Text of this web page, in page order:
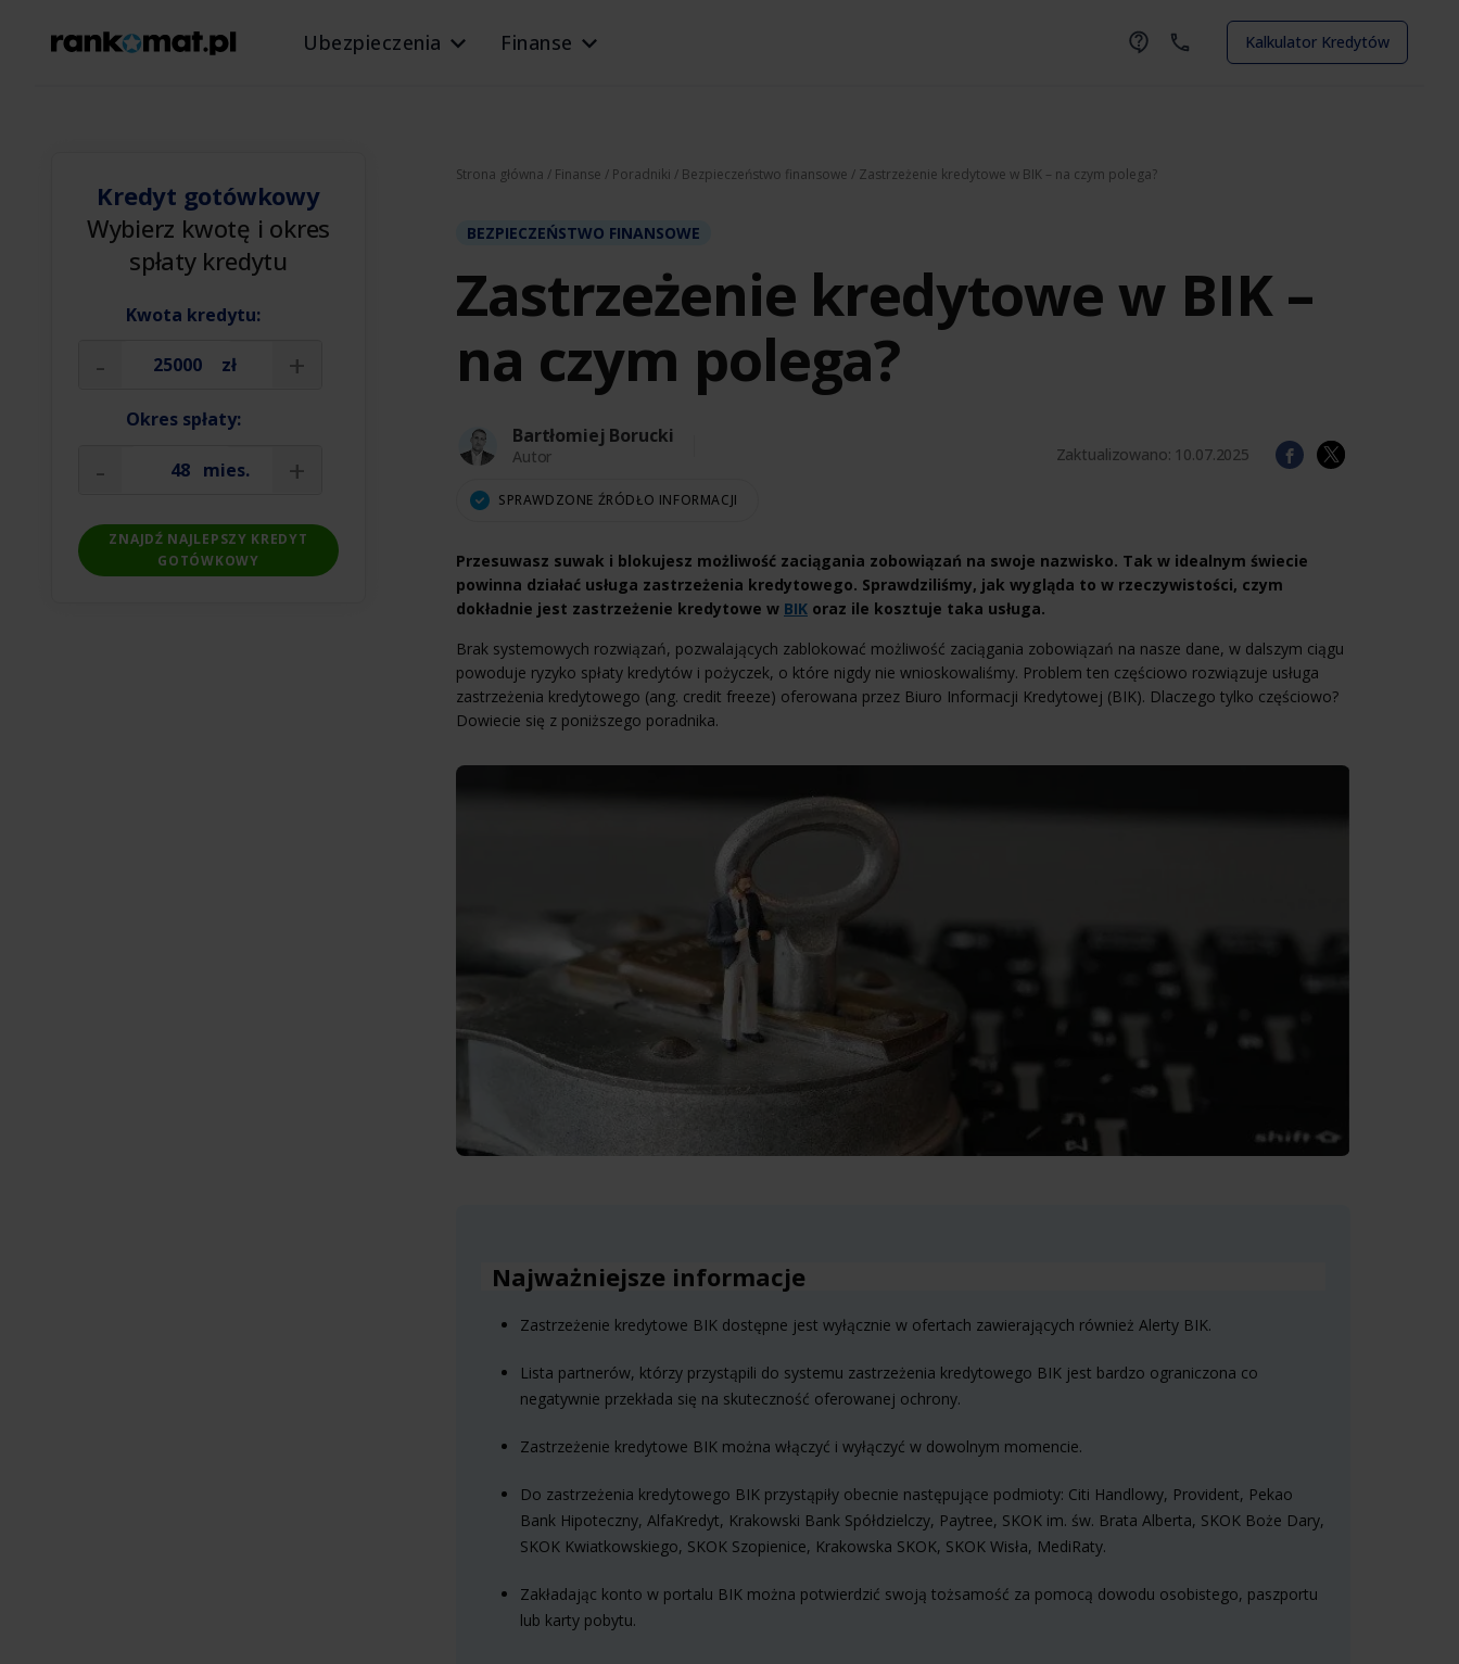
Ubezpieczenia Finanse Kalkulator Kredytów
Kredyt gotówkowy
Wybierz kwotę i okres
spłaty kredytu
Kwota kredytu:
- zł +
Okres spłaty:
- mies. +
ZNAJDŹ NAJLEPSZY KREDYT
GOTÓWKOWY
Strona główna / Finanse / Poradniki / Bezpieczeństwo finansowe / Zastrzeżenie kredytowe w BIK – na czym polega?
BEZPIECZEŃSTWO FINANSOWE
Zastrzeżenie kredytowe w BIK –
na czym polega?
Bartłomiej Borucki
Autor
SPRAWDZONE ŹRÓDŁO INFORMACJI
Zaktualizowano: 10.07.2025
Przesuwasz suwak i blokujesz możliwość zaciągania zobowiązań na swoje nazwisko. Tak w idealnym świecie
powinna działać usługa zastrzeżenia kredytowego. Sprawdziliśmy, jak wygląda to w rzeczywistości, czym
dokładnie jest zastrzeżenie kredytowe w BIK oraz ile kosztuje taka usługa.
Brak systemowych rozwiązań, pozwalających zablokować możliwość zaciągania zobowiązań na nasze dane, w dalszym ciągu
powoduje ryzyko spłaty kredytów i pożyczek, o które nigdy nie wnioskowaliśmy. Problem ten częściowo rozwiązuje usługa
zastrzeżenia kredytowego (ang. credit freeze) oferowana przez Biuro Informacji Kredytowej (BIK). Dlaczego tylko częściowo?
Dowiecie się z poniższego poradnika.
Najważniejsze informacje
Zastrzeżenie kredytowe BIK dostępne jest wyłącznie w ofertach zawierających również Alerty BIK.
Lista partnerów, którzy przystąpili do systemu zastrzeżenia kredytowego BIK jest bardzo ograniczona co
negatywnie przekłada się na skuteczność oferowanej ochrony.
Zastrzeżenie kredytowe BIK można włączyć i wyłączyć w dowolnym momencie.
Do zastrzeżenia kredytowego BIK przystąpiły obecnie następujące podmioty: Citi Handlowy, Provident, Pekao
Bank Hipoteczny, AlfaKredyt, Krakowski Bank Spółdzielczy, Paytree, SKOK im. św. Brata Alberta, SKOK Boże Dary,
SKOK Kwiatkowskiego, SKOK Szopienice, Krakowska SKOK, SKOK Wisła, MediRaty.
Zakładając konto w portalu BIK można potwierdzić swoją tożsamość za pomocą dowodu osobistego, paszportu
lub karty pobytu.